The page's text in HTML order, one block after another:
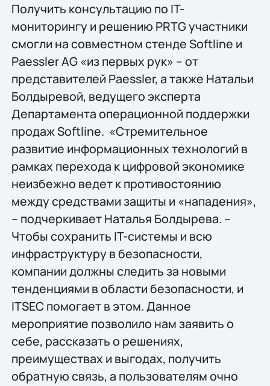
Получить консультацию по IT-
мониторингу и решению PRTG участники
смогли на совместном стенде Softline и
Paessler AG «из первых рук» – от
представителей Paessler, а также Натальи
Болдыревой, ведущего эксперта
Департамента операционной поддержки
продаж Softline. «Стремительное
развитие информационных технологий в
рамках перехода к цифровой экономике
неизбежно ведет к противостоянию
между средствами защиты и «нападения»,
– подчеркивает Наталья Болдырева. –
Чтобы сохранить IT-системы и всю
инфраструктуру в безопасности,
компании должны следить за новыми
тенденциями в области безопасности, и
ITSEC помогает в этом. Данное
мероприятие позволило нам заявить о
себе, рассказать о решениях,
преимуществах и выгодах, получить
обратную связь, а пользователям очно